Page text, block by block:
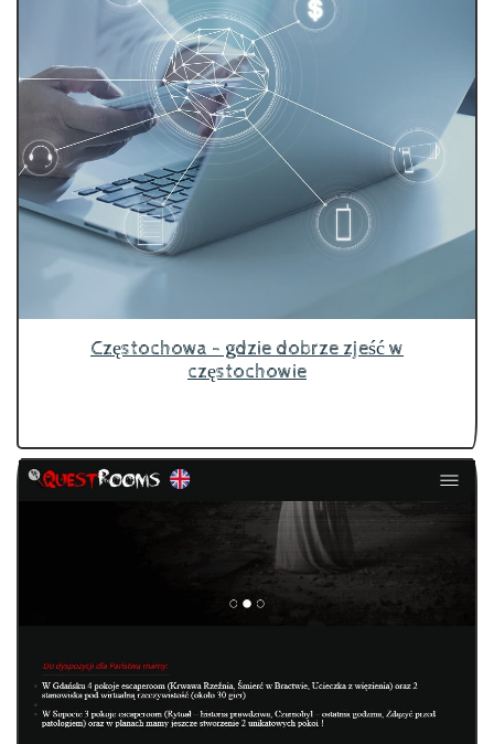
Częstochowa - gdzie dobrze zjeść w
częstochowie